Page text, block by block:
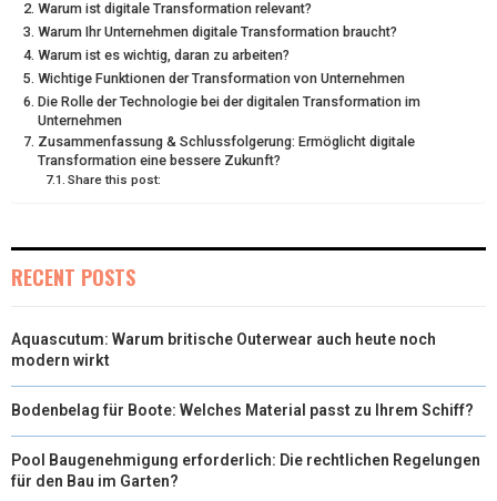
R
)
T
Warum ist digitale Transformation relevant?
Warum Ihr Unternehmen digitale Transformation braucht?
Warum ist es wichtig, daran zu arbeiten?
Wichtige Funktionen der Transformation von Unternehmen
Die Rolle der Technologie bei der digitalen Transformation im
Unternehmen
Zusammenfassung & Schlussfolgerung: Ermöglicht digitale
Transformation eine bessere Zukunft?
Share this post:
RECENT POSTS
Aquascutum: Warum britische Outerwear auch heute noch
modern wirkt
Bodenbelag für Boote: Welches Material passt zu Ihrem Schiff?
Pool Baugenehmigung erforderlich: Die rechtlichen Regelungen
für den Bau im Garten?